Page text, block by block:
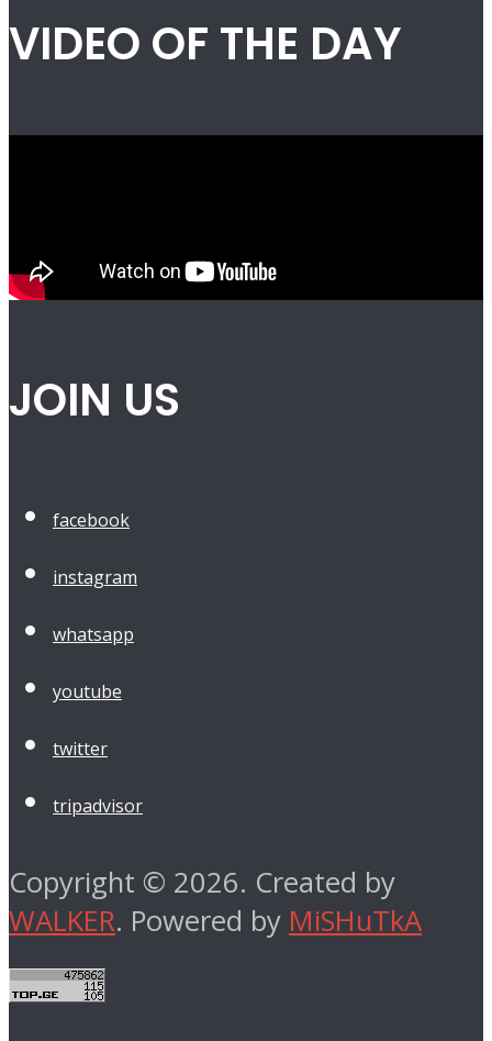
VIDEO OF THE DAY
JOIN US
facebook
instagram
whatsapp
youtube
twitter
tripadvisor
Copyright © 2026. Created by
WALKER. Powered by MiSHuTkA